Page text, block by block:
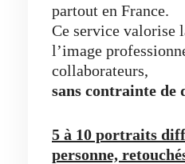
partout en France.
Ce service valorise
l’image
collaborateurs,
sans contrainte de
5 à 10 portraits
personne,